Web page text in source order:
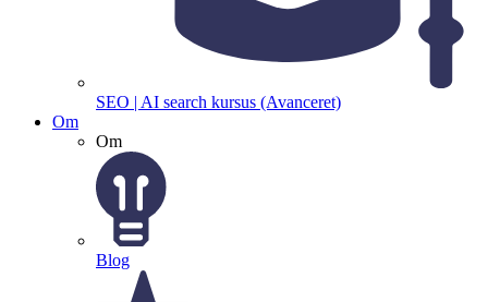
SEO | AI search kursus (Avanceret)
Om
Om
Blog